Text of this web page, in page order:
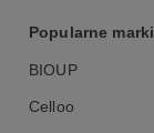
masować przez
użyciem wstrząsnąć.
Popularne marki
BIOUP
Celloo